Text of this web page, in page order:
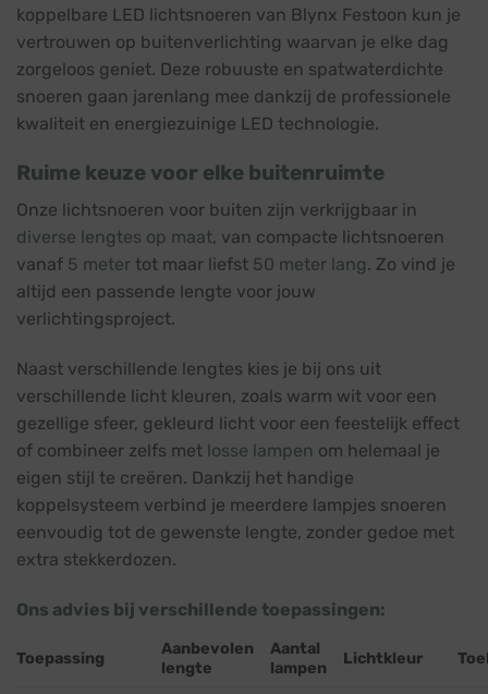
koppelbare LED lichtsnoeren van Blynx Festoon kun je
vertrouwen op buitenverlichting waarvan je elke dag
zorgeloos geniet. Deze robuuste en spatwaterdichte
snoeren gaan jarenlang mee dankzij de professionele
kwaliteit en energiezuinige LED technologie.
Ruime keuze voor elke buitenruimte
Onze lichtsnoeren voor buiten zijn verkrijgbaar in
diverse lengtes op maat, van compacte lichtsnoeren
vanaf 5 meter tot maar liefst 50 meter lang. Zo vind je
altijd een passende lengte voor jouw
verlichtingsproject.
Naast verschillende lengtes kies je bij ons uit
verschillende licht kleuren, zoals warm wit voor een
gezellige sfeer, gekleurd licht voor een feestelijk effect
of combineer zelfs met losse lampen om helemaal je
eigen stijl te creëren. Dankzij het handige
koppelsysteem verbind je meerdere lampjes snoeren
eenvoudig tot de gewenste lengte, zonder gedoe met
extra stekkerdozen.
Ons advies bij verschillende toepassingen:
Toepassing
Aanbevolen
lengte
Aantal
lampen
Lichtkleur